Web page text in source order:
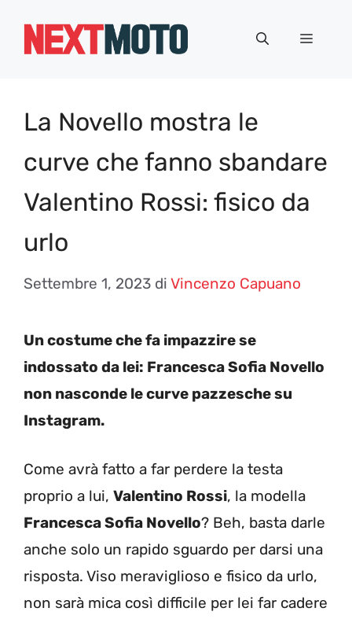
Menu
La Novello mostra le
curve che fanno sbandare
Valentino Rossi: fisico da
urlo
Settembre 1, 2023 di Vincenzo Capuano
Un costume che fa impazzire se
indossato da lei: Francesca Sofia Novello
non nasconde le curve pazzesche su
Instagram.
Come avrà fatto a far perdere la testa
proprio a lui, Valentino Rossi, la modella
Francesca Sofia Novello? Beh, basta darle
anche solo un rapido sguardo per darsi una
risposta. Viso meraviglioso e fisico da urlo,
non sarà mica così difficile per lei far cadere